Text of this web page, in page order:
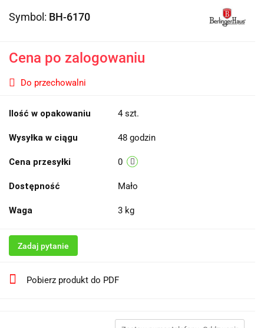
Symbol: BH-6170
Cena po zalogowaniu
Do przechowalni
Ilość w opakowaniu 4 szt.
Wysyłka w ciągu 48 godzin
Cena przesyłki 0
Dostępność Mało
Waga 3 kg
Zadaj pytanie
Pobierz produkt do PDF